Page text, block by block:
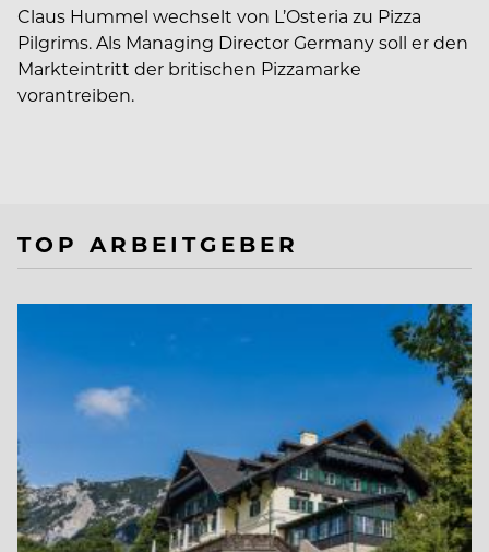
Claus Hummel wechselt von L’Osteria zu Pizza
Pilgrims. Als Managing Director Germany soll er den
Markteintritt der britischen Pizzamarke
vorantreiben.
TOP ARBEITGEBER